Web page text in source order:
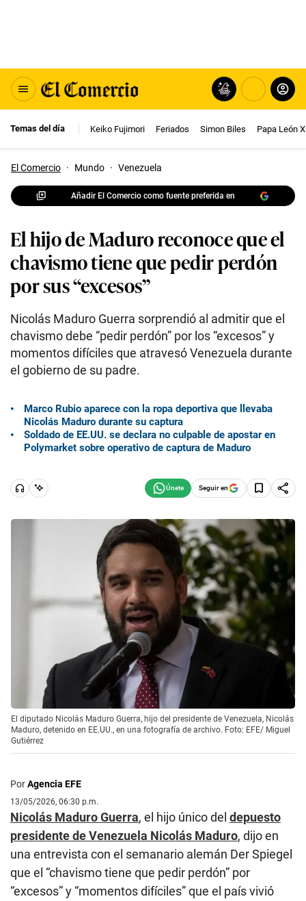
Temas del día Keiko Fujimori Feriados Simon Biles Papa León
El Comercio · Mundo · Venezuela
Añadir El Comercio como fuente preferida en
El hijo de Maduro reconoce que el
chavismo tiene que pedir perdón
por sus “excesos”
Nicolás Maduro Guerra sorprendió al admitir que el
chavismo debe “pedir perdón” por los “excesos” y
momentos difíciles que atravesó Venezuela durante
el gobierno de su padre.
Marco Rubio aparece con la ropa deportiva que llevaba
Nicolás Maduro durante su captura
Soldado de EE.UU. se declara no culpable de apostar en
Polymarket sobre operativo de captura de Maduro
Seguir en
El diputado Nicolás Maduro Guerra, hijo del presidente de Venezuela, Nicolás
Maduro, detenido en EE.UU., en una fotografía de archivo. Foto: EFE/ Miguel
Gutiérrez
PorAgencia EFE
13/05/2026, 06:30 p.m.
Nicolás Maduro Guerra, el hijo único del depuesto
presidente de Venezuela Nicolás Maduro, dijo en
una entrevista con el semanario alemán Der Spiegel
que el “chavismo tiene que pedir perdón” por
“excesos” y “momentos difíciles” que el país vivió